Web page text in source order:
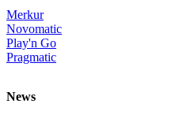
Merkur
Novomatic
Play'n Go
Pragmatic
News